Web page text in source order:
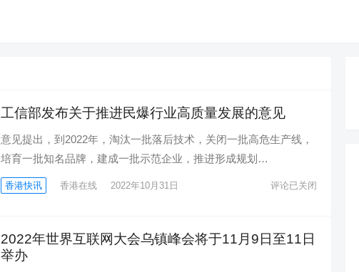
工信部发布关于推进民爆行业高质量发展的意见
意见提出，到2022年，淘汰一批落后技术，关闭一批高危生产线，
培育一批知名品牌，建成一批示范企业，推进形成规划…
香港快讯 香港在线 2022年10月31日 评论已关闭
2022年世界互联网大会乌镇峰会将于11月9日至11日
举办